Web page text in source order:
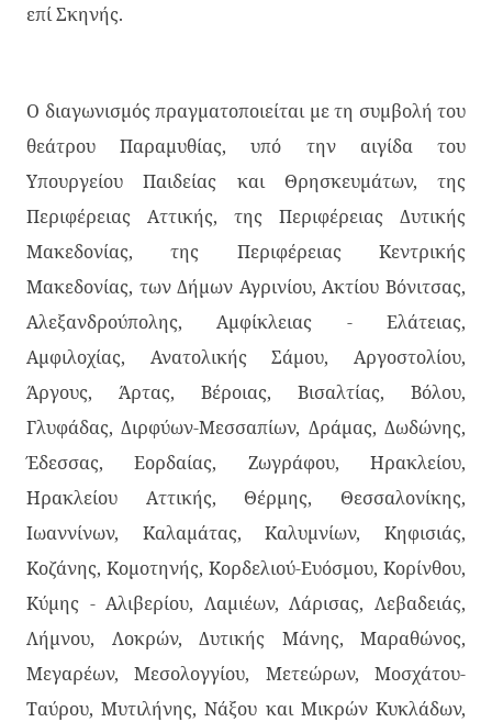
επί Σκηνής.
Ο διαγωνισμός πραγματοποιείται με τη συμβολή του
θεάτρου Παραμυθίας, υπό την αιγίδα του
Υπουργείου Παιδείας και Θρησκευμάτων, της
Περιφέρειας Αττικής, της Περιφέρειας Δυτικής
Μακεδονίας, της Περιφέρειας Κεντρικής
Μακεδονίας, των Δήμων Αγρινίου, Ακτίου Βόνιτσας,
Αλεξανδρούπολης, Αμφίκλειας - Ελάτειας,
Αμφιλοχίας, Ανατολικής Σάμου, Αργοστολίου,
Άργους, Άρτας, Βέροιας, Βισαλτίας, Βόλου,
Γλυφάδας, Διρφύων-Μεσσαπίων, Δράμας, Δωδώνης,
Έδεσσας, Εορδαίας, Ζωγράφου, Ηρακλείου,
Ηρακλείου Αττικής, Θέρμης, Θεσσαλονίκης,
Ιωαννίνων, Καλαμάτας, Καλυμνίων, Κηφισιάς,
Κοζάνης, Κομοτηνής, Κορδελιού-Ευόσμου, Κορίνθου,
Κύμης - Αλιβερίου, Λαμιέων, Λάρισας, Λεβαδειάς,
Λήμνου, Λοκρών, Δυτικής Μάνης, Μαραθώνος,
Μεγαρέων, Μεσολογγίου, Μετεώρων, Μοσχάτου-
Ταύρου, Μυτιλήνης, Νάξου και Μικρών Κυκλάδων,